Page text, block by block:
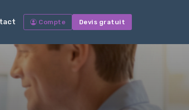
Compte Devis gratuit